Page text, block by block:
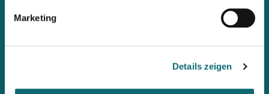
Marketing
Details zeigen
Workshops, Stipendien, Summer Schools, Lehrgänge &
internationale Briefings: Wenn ihr als Erste informiert werden